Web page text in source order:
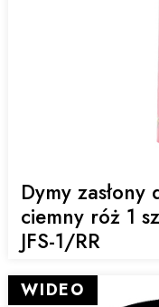
Dymy zasłony
ciemny róż 1
JFS-1/RR
WIDEO